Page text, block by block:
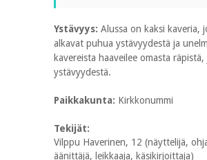
Ystävyys: Alussa on kaksi kaveria,
alkavat puhua ystävyydestä ja
kavereista haaveilee omasta
ystävyydestä.
Paikkakunta: Kirkkonummi
Tekijät:
Vilppu Haverinen, 12 (näyttelijä,
äänittäjä, leikkaaja, käsikirjoittaja)